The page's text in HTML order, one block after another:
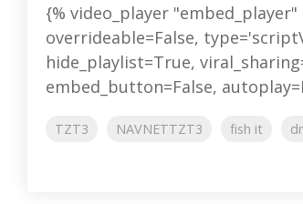
{% video_player "embed_player"
overrideable=False,
hide_playlist=True,
embed_button=False,
TZT3 NAVNETTZT3 fish it